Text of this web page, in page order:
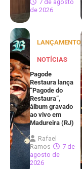
7 de agosto
de 2026
LANÇAMENTOS
NOTÍCIAS
Pagode
Restaura lança
“Pagode do
Restaura”,
álbum gravado
ao vivo em
Madureira (RJ)
Rafael
Ramos
7 de
agosto de
2026